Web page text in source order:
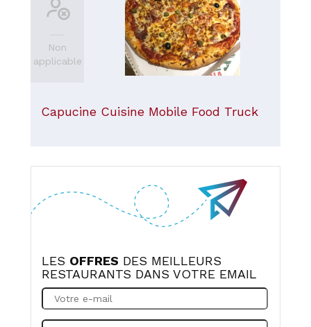
Non
applicable
Capucine Cuisine Mobile Food Truck
LES OFFRES DES MEILLEURS
RESTAURANTS DANS VOTRE EMAIL